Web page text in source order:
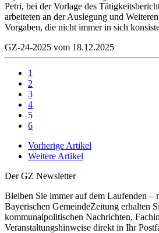
Petri, bei der Vorlage des
arbeiteten an der Auslegung und
Vorgaben, die nicht immer in sich
GZ-24-2025 vom 18.12.2025
1
2
3
4
5
6
Vorherige Artikel
Weitere Artikel
Der GZ Newsletter
Bleiben Sie immer auf dem Laufenden –
Bayerischen GemeindeZeitung erhalten
kommunalpolitischen Nachrichten,
Veranstaltungshinweise direkt in Ihr